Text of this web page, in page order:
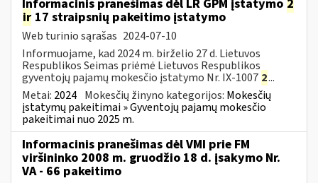
Informacinis pranešimas dėl LR GPM įstatymo 2
ir 17 straipsnių pakeitimo įstatymo
Web turinio sąrašas 2024-07-10
Informuojame, kad 2024 m. birželio 27 d. Lietuvos
Respublikos Seimas priėmė Lietuvos Respublikos
gyventojų pajamų mokesčio įstatymo Nr. IX-1007 2...
Metai: 2024 Mokesčių žinyno kategorijos: Mokesčių
įstatymų pakeitimai » Gyventojų pajamų mokesčio
pakeitimai nuo 2025 m.
Informacinis pranešimas dėl VMI prie FM
viršininko 2008 m. gruodžio 18 d. įsakymo Nr.
VA - 66 pakeitimo